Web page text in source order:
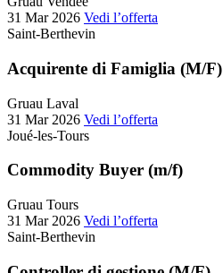
31 Mar 2026 Vedi l’offerta
Saint-Berthevin
Acquirente di Famiglia (M/F)
Gruau Laval
31 Mar 2026 Vedi l’offerta
Joué-les-Tours
Commodity Buyer (m/f)
Gruau Tours
31 Mar 2026 Vedi l’offerta
Saint-Berthevin